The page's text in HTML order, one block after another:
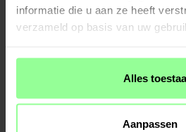
informatie die u aan ze heeft
verzameld op basis van uw
Alles
Aanpassen